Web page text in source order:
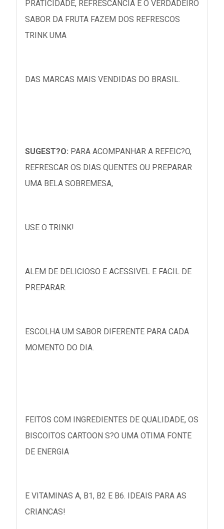
PRATICIDADE, REFRESCANCIA E O VERDADEIRO
SABOR DA FRUTA FAZEM DOS REFRESCOS
TRINK UMA
DAS MARCAS MAIS VENDIDAS DO BRASIL.
SUGEST?O: PARA ACOMPANHAR A REFEIC?O,
REFRESCAR OS DIAS QUENTES OU PREPARAR
UMA BELA SOBREMESA,
USE O TRINK!
ALEM DE DELICIOSO E ACESSIVEL E FACIL DE
PREPARAR.
ESCOLHA UM SABOR DIFERENTE PARA CADA
MOMENTO DO DIA.
FEITOS COM INGREDIENTES DE QUALIDADE, OS
BISCOITOS CARTOON S?O UMA OTIMA FONTE
DE ENERGIA
E VITAMINAS A, B1, B2 E B6. IDEAIS PARA AS
CRIANCAS!